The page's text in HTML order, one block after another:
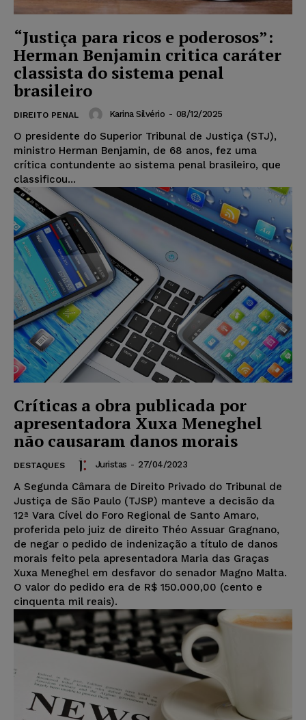
“Justiça para ricos e poderosos”:
Herman Benjamin critica caráter
classista do sistema penal
brasileiro
DIREITO PENAL Karina Silvério - 08/12/2025
O presidente do Superior Tribunal de Justiça (STJ),
ministro Herman Benjamin, de 68 anos, fez uma
crítica contundente ao sistema penal brasileiro, que
classificou...
Críticas a obra publicada por
apresentadora Xuxa Meneghel
não causaram danos morais
DESTAQUES Juristas - 27/04/2023
A Segunda Câmara de Direito Privado do Tribunal de
Justiça de São Paulo (TJSP) manteve a decisão da
12ª Vara Cível do Foro Regional de Santo Amaro,
proferida pelo juiz de direito Théo Assuar Gragnano,
de negar o pedido de indenização a título de danos
morais feito pela apresentadora Maria das Graças
Xuxa Meneghel em desfavor do senador Magno Malta.
O valor do pedido era de R$ 150.000,00 (cento e
cinquenta mil reais).